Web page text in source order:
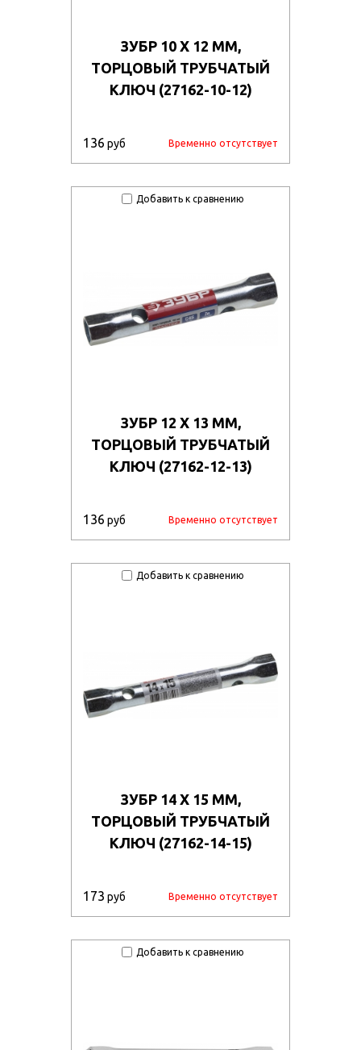
ЗУБР 10 Х 12 ММ,
ТОРЦОВЫЙ ТРУБЧАТЫЙ
КЛЮЧ (27162-10-12)
136 руб Временно отсутствует
Добавить к сравнению
ЗУБР 12 Х 13 ММ,
ТОРЦОВЫЙ ТРУБЧАТЫЙ
КЛЮЧ (27162-12-13)
136 руб Временно отсутствует
Добавить к сравнению
ЗУБР 14 Х 15 ММ,
ТОРЦОВЫЙ ТРУБЧАТЫЙ
КЛЮЧ (27162-14-15)
173 руб Временно отсутствует
Добавить к сравнению